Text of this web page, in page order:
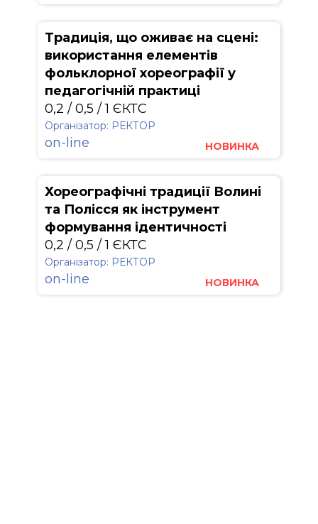
Традиція, що оживає на сцені:
використання елементів
фольклорної хореографії у
педагогічній практиці
0,2 / 0,5 / 1 ЄКТС
Організатор: РЕКТОР
on-line НОВИНКА
Хореографічні традиції Волині
та Полісся як інструмент
формування ідентичності
0,2 / 0,5 / 1 ЄКТС
Організатор: РЕКТОР
on-line НОВИНКА